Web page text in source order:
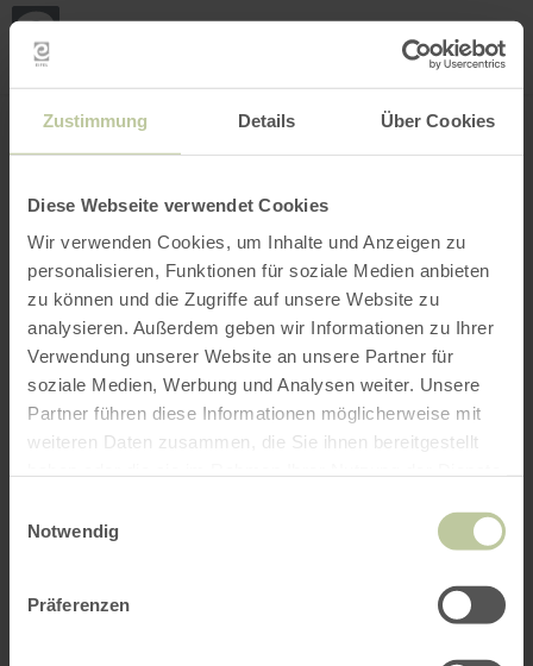
Zustimmung Details Über Cookies
Diese Webseite verwendet Cookies
Wir verwenden Cookies, um Inhalte und Anzeigen zu
personalisieren, Funktionen für soziale Medien anbieten
zu können und die Zugriffe auf unsere Website zu
analysieren. Außerdem geben wir Informationen zu Ihrer
Verwendung unserer Website an unsere Partner für
soziale Medien, Werbung und Analysen weiter. Unsere
Partner führen diese Informationen möglicherweise mit
weiteren Daten zusammen, die Sie ihnen bereitgestellt
Notwendig
Präferenzen
INTERAKTIVE KARTE
Filter öffnen